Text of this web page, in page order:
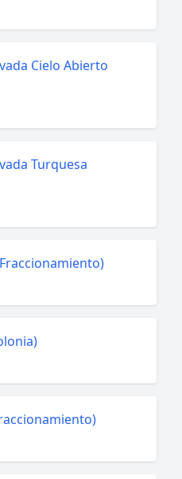
Cielo Abierto
Turquesa